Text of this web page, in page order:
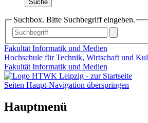
Suche
Suchbox. Bitte Suchbegriff eingeben.
Fakultät Informatik und Medien
Hochschule für Technik, Wirtschaft und
Fakultät Informatik und Medien
Seiten Haupt-Navigation überspringen
Hauptmenü